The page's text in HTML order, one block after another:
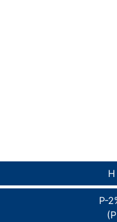
P-